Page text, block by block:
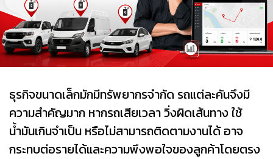
ธุรกิจขนาดเล็กมักมีทรัพยากรจำกัด รถแต่ละคันจึงมี
ความสำคัญมาก หากรถเสียเวลา วิ่งผิดเส้นทาง ใช้
น้ำมันเกินจำเป็น หรือไม่สามารถติดตามงานได้ อาจ
กระทบต่อรายได้และความพึงพอใจของลูกค้าโดยตรง